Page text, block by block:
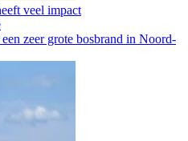
veel impact
zeer grote bosbrand in Noord-